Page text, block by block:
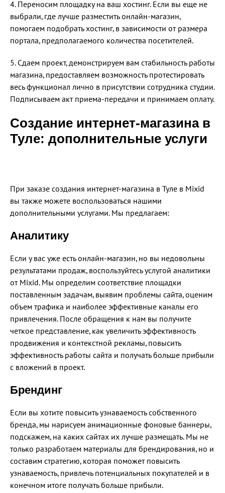
4. Переносим площадку на ваш хостинг. Если вы еще не
выбрали, где лучше разместить онлайн-магазин,
помогаем подобрать хостинг, в зависимости от размера
портала, предполагаемого количества посетителей.
5. Сдаем проект, демонстрируем вам стабильность работы
магазина, предоставляем возможность протестировать
весь функционал лично в присутствии сотрудника студии.
Подписываем акт приема-передачи и принимаем оплату.
Создание интернет-магазина в
Туле: дополнительные услуги
При заказе создания интернет-магазина в Туле в Mixid
вы также можете воспользоваться нашими
дополнительными услугами. Мы предлагаем:
Аналитику
Если у вас уже есть онлайн-магазин, но вы недовольны
результатами продаж, воспользуйтесь услугой аналитики
от Mixid. Мы определим соответствие площадки
поставленным задачам, выявим проблемы сайта, оценим
объем трафика и наиболее эффективные каналы его
привлечения. После обращения к нам вы получите
четкое представление, как увеличить эффективность
продвижения и контекстной рекламы, повысить
эффективность работы сайта и получать больше прибыли
с вложений в проект.
Брендинг
Если вы хотите повысить узнаваемость собственного
бренда, мы нарисуем анимационные фоновые баннеры,
подскажем, на каких сайтах их лучше размещать. Мы не
только разработаем материалы для брендирования, но и
составим стратегию, которая поможет повысить
узнаваемость, привлечь потенциальных покупателей и в
конечном итоге получать больше прибыли.